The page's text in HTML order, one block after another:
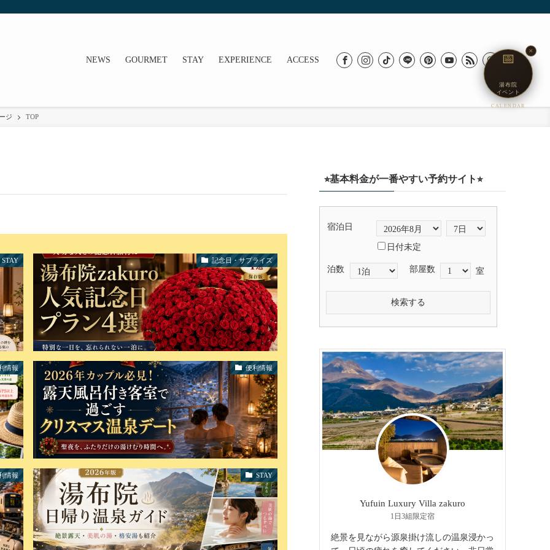
✕
📅
湯布院
イベント
CALENDAR
NEWS GOURMET STAY EXPERIENCE ACCESS
ジ TOP
STAY 記念日・サプライズ
情報 便利情報
情報 STAY
⭐︎基本料金が一番やすい予約サイト⭐︎
宿泊日
日付未定
泊数 部屋数 室
検索する
Yufuin Luxury Villa zakuro
1日3組限定宿
絶景を見ながら源泉掛け流しの温泉浸かっ